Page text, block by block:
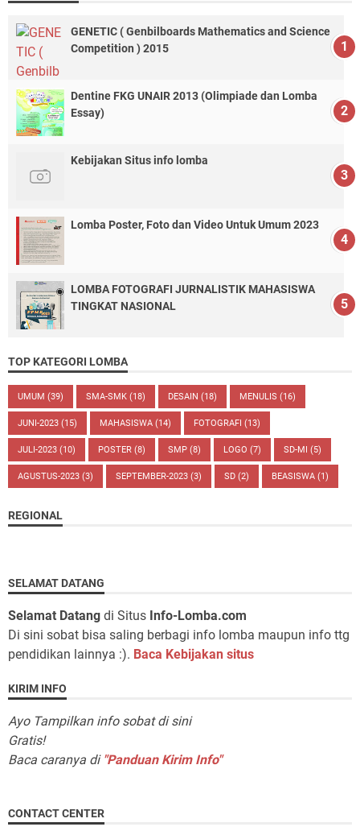
GENETIC ( Genbilboards Mathematics and Science
Competition ) 2015
Dentine FKG UNAIR 2013 (Olimpiade dan Lomba
Essay)
Kebijakan Situs info lomba
Lomba Poster, Foto dan Video Untuk Umum 2023
LOMBA FOTOGRAFI JURNALISTIK MAHASISWA
TINGKAT NASIONAL
TOP KATEGORI LOMBA
UMUM (39) SMA-SMK (18) DESAIN (18) MENULIS (16)
JUNI-2023 (15) MAHASISWA (14) FOTOGRAFI (13)
JULI-2023 (10) POSTER (8) SMP (8) LOGO (7) SD-MI (5)
AGUSTUS-2023 (3) SEPTEMBER-2023 (3) SD (2) BEASISWA (1)
REGIONAL
SELAMAT DATANG
Selamat Datang di Situs Info-Lomba.com
Di sini sobat bisa saling berbagi info lomba maupun info ttg
pendidikan lainnya :). Baca Kebijakan situs
KIRIM INFO
Ayo Tampilkan info sobat di sini
Gratis!
Baca caranya di "Panduan Kirim Info"
CONTACT CENTER